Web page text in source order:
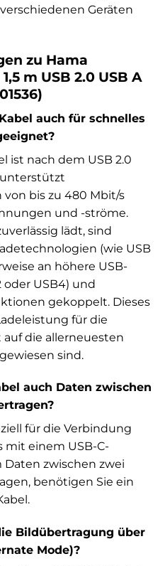
Geräten
zu Hama
m USB 2.0 USB A
auch für schnelles
ist nach dem USB 2.0
bis zu 480 Mbit/s
und -ströme.
lädt, sind
(wie USB
an höhere USB-
oder USB4) und
gekoppelt. Dieses
für die
die allerneuesten
sind.
auch Daten zwischen
für die Verbindung
mit einem USB-C-
zwischen zwei
benötigen Sie ein
Bildübertragung über
Mode)?